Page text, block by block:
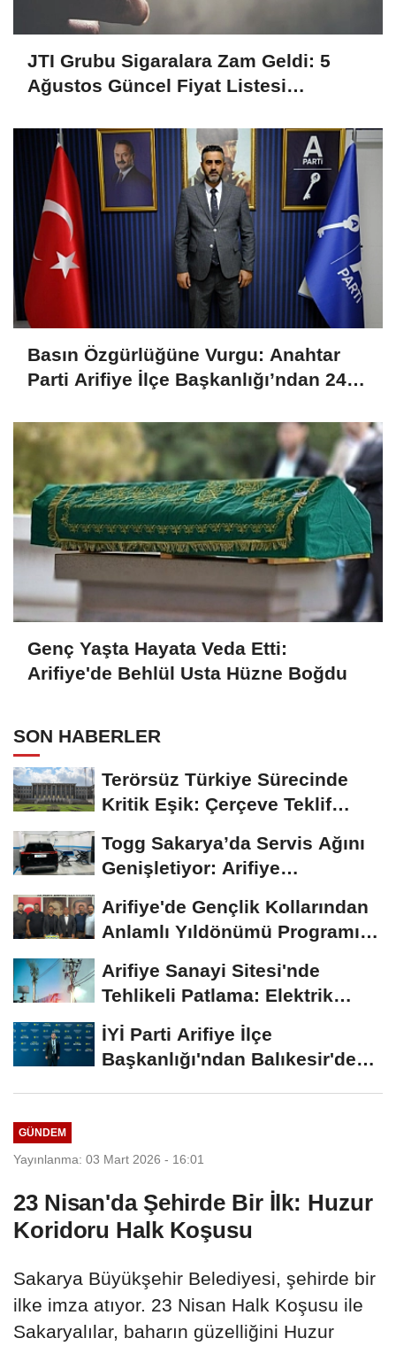
JTI Grubu Sigaralara Zam Geldi: 5
Ağustos Güncel Fiyat Listesi
Basın Özgürlüğüne Vurgu: Anahtar
Parti Arifiye İlçe Başkanlığı’ndan 24
Genç Yaşta Hayata Veda Etti:
Arifiye'de Behlül Usta Hüzne Boğdu
SON HABERLER
Terörsüz Türkiye Sürecinde
Kritik Eşik: Çerçeve Teklif
Togg Sakarya’da Servis Ağını
Genişletiyor: Arifiye
Arifiye'de Gençlik Kollarından
Anlamlı Yıldönümü Programı:
Arifiye Sanayi Sitesi'nde
Tehlikeli Patlama: Elektrik
Altyapısı Çöktü,...
İYİ Parti Arifiye İlçe
Başkanlığı'ndan Balıkesir'deki
GÜNDEM
Yayınlanma: 03 Mart 2026 - 16:01
23 Nisan'da Şehirde Bir İlk: Huzur
Koridoru Halk Koşusu
Sakarya Büyükşehir Belediyesi, şehirde bir
ilke imza atıyor. 23 Nisan Halk Koşusu ile
Sakaryalılar, baharın güzelliğini Huzur